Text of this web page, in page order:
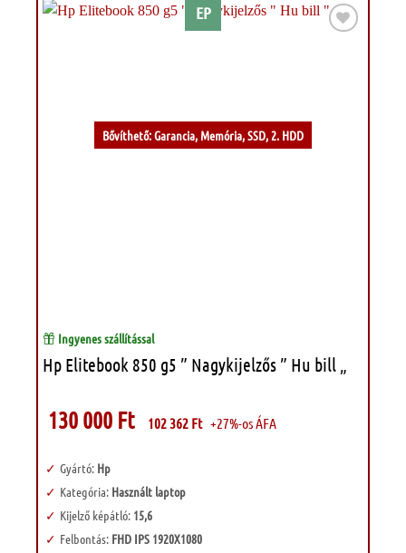
EP
Bővíthető: Garancia, Memória, SSD, 2. HDD
Ingyenes szállítással
Hp Elitebook 850 g5 ” Nagykijelzős ” Hu bill „
130 000 Ft 102 362 Ft +27%-os ÁFA
Gyártó: Hp
Kategória: Használt laptop
Kijelző képátló: 15,6
Felbontás: FHD IPS 1920X1080